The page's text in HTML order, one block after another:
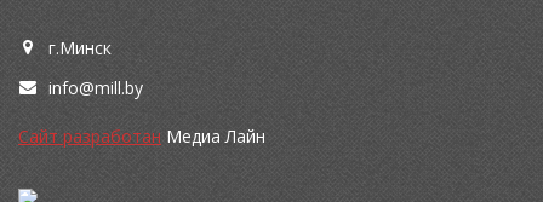
г.Минск
info@mill.by
Сайт разработан Медиа Лайн